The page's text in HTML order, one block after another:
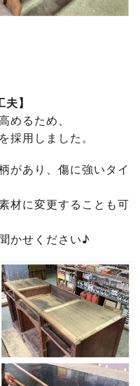
】
めるため、
採用 しました。
があり、傷に強いタイ
材に変更することも可
かせください♪